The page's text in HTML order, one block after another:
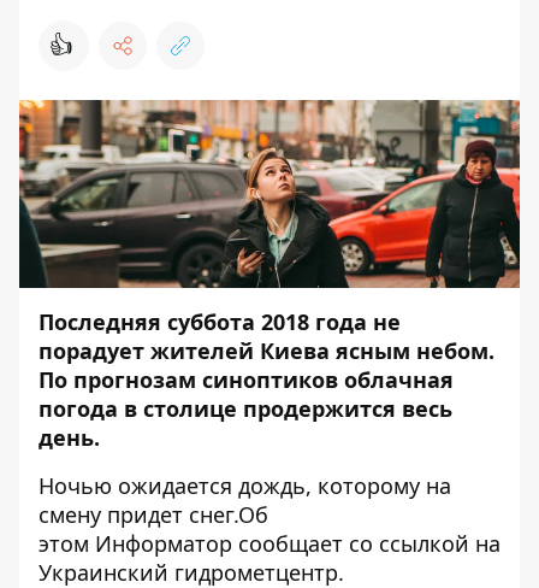
👍
Последняя суббота 2018 года не
порадует жителей Киева ясным небом.
По прогнозам синоптиков облачная
погода в столице продержится весь
день.
Ночью ожидается дождь, которому на
смену придет снег.Об
этом Информатор сообщает со ссылкой на
Украинский гидрометцентр.